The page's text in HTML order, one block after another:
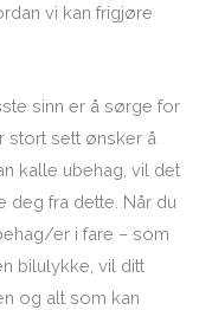
vi kan frigjøre
sinn er å sørge for
stort sett ønsker å
kalle ubehag, vil det
deg fra dette. Når du
er i fare – som
bilulykke, vil ditt
og alt som kan